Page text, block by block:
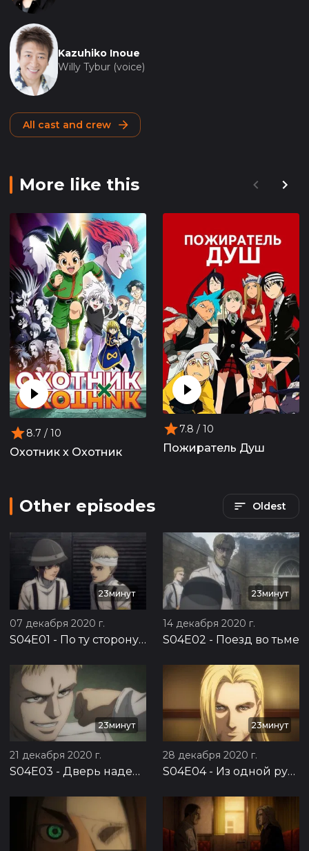
Kazuhiko Inoue
Willy Tybur (voice)
All cast and crew
More like this
8.7 / 10
Охотник х Охотник
7.8 / 10
Пожиратель Душ
Other episodes Oldest
23минут
07 декабря 2020 г.
S04E01 - По ту сторону моря
23минут
14 декабря 2020 г.
S04E02 - Поезд во тьме
23минут
21 декабря 2020 г.
S04E03 - Дверь надежды
23минут
28 декабря 2020 г.
S04E04- Из одной руки в другую